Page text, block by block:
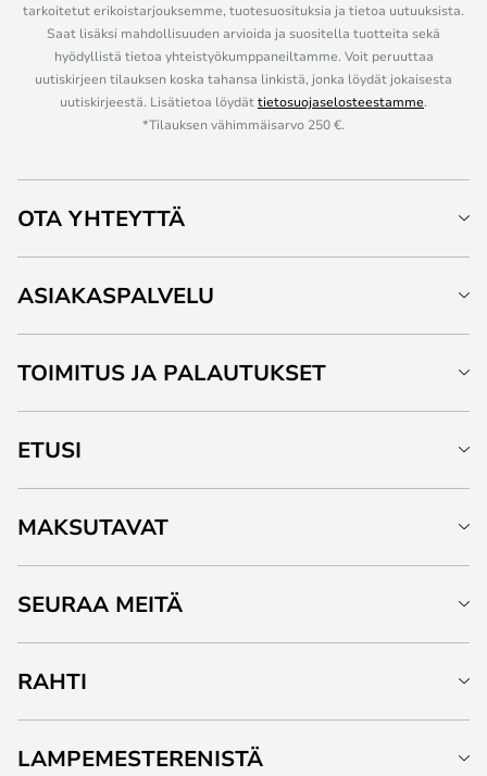
tarkoitetut erikoistarjouksemme, tuotesuosituksia ja tietoa uutuuksista.
Saat lisäksi mahdollisuuden arvioida ja suositella tuotteita sekä
hyödyllistä tietoa yhteistyökumppaneiltamme. Voit peruuttaa
uutiskirjeen tilauksen koska tahansa linkistä, jonka löydät jokaisesta
uutiskirjeestä. Lisätietoa löydättietosuojaselosteestamme.
*Tilauksen vähimmäisarvo 250 €.
OTA YHTEYTTÄ
ASIAKASPALVELU
TOIMITUS JA PALAUTUKSET
ETUSI
MAKSUTAVAT
SEURAA MEITÄ
RAHTI
LAMPEMESTERENISTÄ